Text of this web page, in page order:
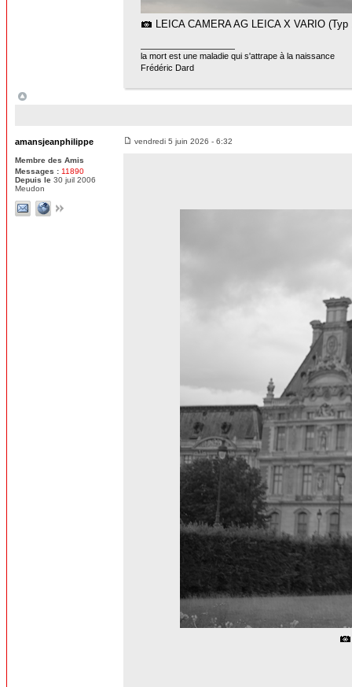
LEICA CAMERA AG LEICA X VARIO (Typ
la mort est une maladie qui s'attrape à la naissance
Frédéric Dard
amansjeanphilippe vendredi 5 juin 2026 - 6:32
Membre des Amis
Messages : 11890
Depuis le 30 juil 2006
Meudon